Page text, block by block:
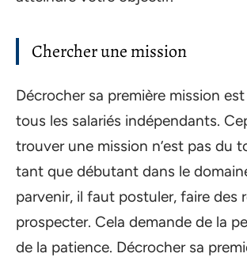
Chercher une mission
Décrocher sa première mission
tous les salariés indépendants.
trouver une mission n’est pas du
tant que débutant dans le
parvenir, il faut postuler, faire des
prospecter. Cela demande de la
de la patience. Décrocher sa